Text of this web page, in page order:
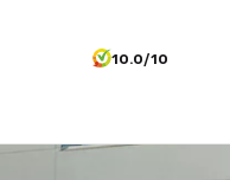
10.0/10